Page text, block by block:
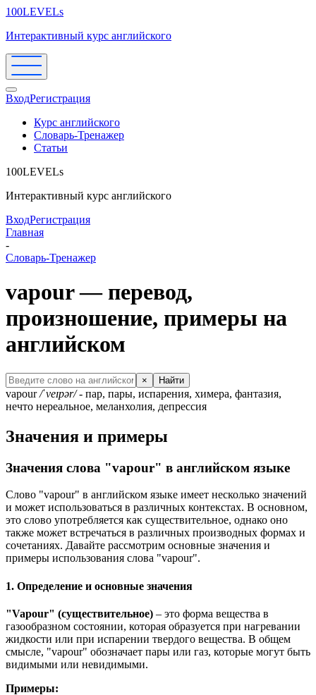
100LEVELs
Интерактивный курс английского
ВходРегистрация
Курс английского
Словарь-Тренажер
Статьи
100LEVELs
Интерактивный курс английского
ВходРегистрация
Главная
-
Словарь-Тренажер
vapour — перевод,
произношение, примеры на
английском
× Найти
vapour /ˈveɪpər/- пар, пары, испарения, химера, фантазия,
нечто нереальное, меланхолия, депрессия
Значения и примеры
Значения слова "vapour" в английском языке
Слово "vapour" в английском языке имеет несколько значений
и может использоваться в различных контекстах. В основном,
это слово употребляется как существительное, однако оно
также может встречаться в различных производных формах и
сочетаниях. Давайте рассмотрим основные значения и
примеры использования слова "vapour".
1. Определение и основные значения
"Vapour" (существительное) – это форма вещества в
газообразном состоянии, которая образуется при нагревании
жидкости или при испарении твердого вещества. В общем
смысле, "vapour" обозначает пары или газ, которые могут быть
видимыми или невидимыми.
Примеры: